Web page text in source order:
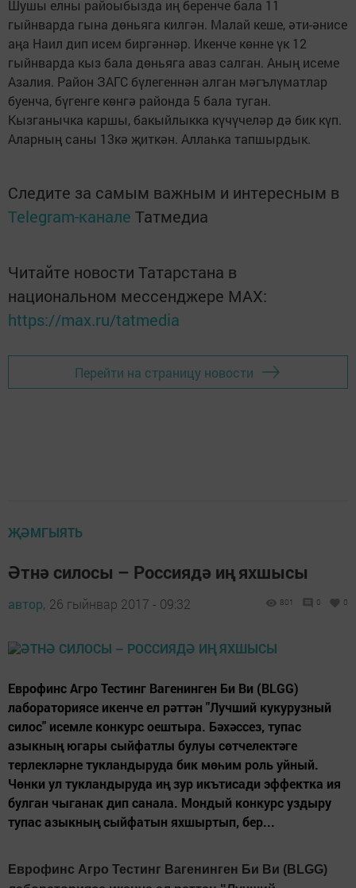
Шушы елны райоыбызда иң беренче бала 11
гыйнварда гына дөнья­га килгән. Малай кеше, әти-әнисе
аңа Наил дип исем биргәннәр. Икенче көнне үк 12
гыйнварда кыз бала дөньяга аваз салган. Аның исеме
Азалия. Район ЗАГС бүлегеннән алган мәгълүматлар
буенча, бүгенге көнгә районда 5 бала туган.
Кызганычка каршы, бакыйлык­ка күчүчеләр дә бик күп.
Аларның саны 13кә җиткән. Аллаһка тапшырдык.
Следите за самым важным и интересным в
Telegram-канале Татмедиа
Читайте новости Татарстана в
национальном мессенджере MАХ:
https://max.ru/tatmedia
Перейти на страницу новости
ҖӘМГЫЯТЬ
Әтнә силосы – Россиядә иң яхшысы
автор, 26 гыйнвар 2017 - 09:32 801 0 0
Еврофинс Агро Тестинг Вагенинген Би Ви (BLGG)
лабораториясе икенче ел рәттән "Лучший кукурузный
силос" исемле конкурс оештыра. Бәхәссез, тупас
азыкның югары сыйфатлы булуы сөтчелектәге
терлекләрне тукландыруда бик мөһим роль уйный.
Чөнки ул тукландыруда иң зур икътисади эффектка ия
булган чыганак дип санала. Мондый конкурс уздыру
тупас азыкның сыйфатын яхшыртып, бер...
Еврофинс Агро Тестинг Вагенинген Би Ви (BLGG)